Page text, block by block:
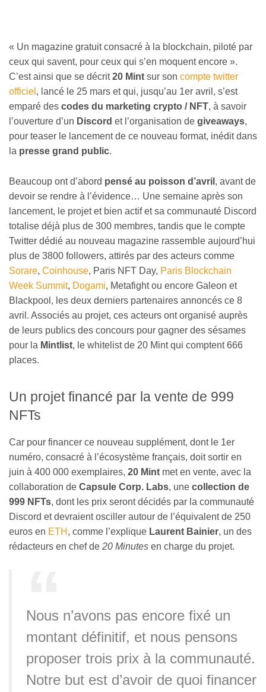
« Un magazine gratuit consacré à la blockchain, piloté par
ceux qui savent, pour ceux qui s’en moquent encore ».
C’est ainsi que se décrit20 Mint sur son compte twitter
officiel , lancé le 25 mars et qui, jusqu’au 1er avril, s’est
emparé des codes du marketing crypto / NFT, à savoir
l’ouverture d’un Discord et l’organisation de giveaways,
pour teaser le lancement de ce nouveau format, inédit dans
la presse grand public.
Beaucoup ont d’abord pensé au poisson d’avril , avant de
devoir se rendre à l’évidence… Une semaine après son
lancement, le projet et bien actif et sa communauté Discord
totalise déjà plus de 300 membres, tandis que le compte
Twitter dédié au nouveau magazine rassemble aujourd’hui
plus de 3800 followers, attirés par des acteurs comme
Sorare, Coinhouse, Paris NFT Day, Paris Blockchain
Week Summit, Dogami, Metafight ou encore Galeon et
Blackpool, les deux derniers partenaires annoncés ce 8
avril. Associés au projet, ces acteurs ont organisé auprès
de leurs publics des concours pour gagner des sésames
pour la Mintlist, le whitelist de 20 Mint qui comptent 666
places.
Un projet financé par la vente de 999
NFTs
Car pour financer ce nouveau supplément, dont le 1er
numéro, consacré à l’écosystème français, doit sortir en
juin à 400 000 exemplaires, 20 Mint met en vente, avec la
collaboration de Capsule Corp. Labs, une collection de
999 NFTs, dont les prix seront décidés par la communauté
Discord et devraient osciller autour de l’équivalent de 250
euros en ETH , comme l’explique Laurent Bainier, un des
rédacteurs en chef de 20 Minutes en charge du projet.
Nous n’avons pas encore fixé un
montant définitif, et nous pensons
proposer trois prix à la communauté.
Notre but est d’avoir de quoi financer